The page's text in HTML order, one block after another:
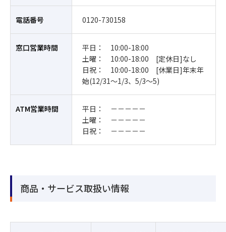
電話番号 0120-730158
窓口営業時間
平日： 10:00-18:00
土曜： 10:00-18:00 [定休日]なし
日祝： 10:00-18:00 [休業日]年末年
始(12/31～1/3、5/3～5)
ATM営業時間
平日： －－－－－
土曜： －－－－－
日祝： －－－－－
商品・サービス取扱い情報